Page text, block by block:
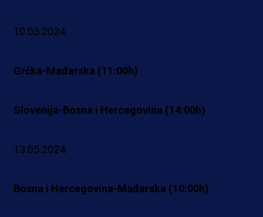
10.05.2024.
Grčka-Mađarska (11:00h)
Slovenija-Bosna i Hercegovina (14:00h)
13.05.2024.
Bosna i Hercegovina-Mađarska (10:00h)